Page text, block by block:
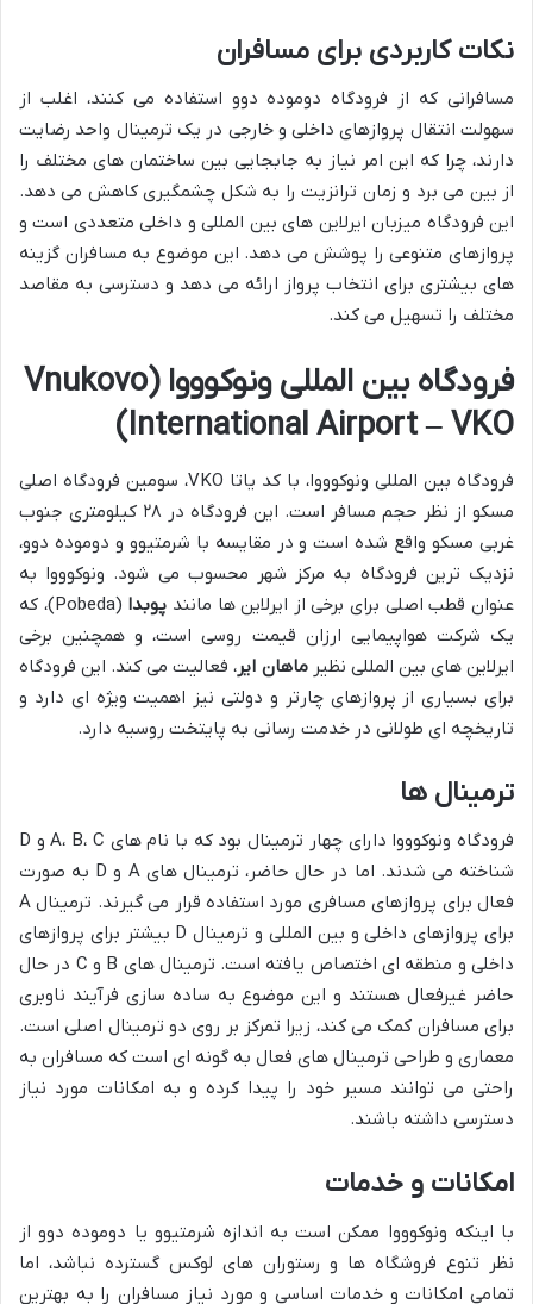
نکات کاربردی برای مسافران
مسافرانی که از فرودگاه دوموده دوو استفاده می کنند، اغلب از
سهولت انتقال پروازهای داخلی و خارجی در یک ترمینال واحد رضایت
دارند، چرا که این امر نیاز به جابجایی بین ساختمان های مختلف را
از بین می برد و زمان ترانزیت را به شکل چشمگیری کاهش می دهد.
این فرودگاه میزبان ایرلاین های بین المللی و داخلی متعددی است و
پروازهای متنوعی را پوشش می دهد. این موضوع به مسافران گزینه
های بیشتری برای انتخاب پرواز ارائه می دهد و دسترسی به مقاصد
مختلف را تسهیل می کند.
فرودگاه بین المللی ونوکوووا (Vnukovo
International Airport – VKO)
فرودگاه بین المللی ونوکوووا، با کد یاتا VKO، سومین فرودگاه اصلی
مسکو از نظر حجم مسافر است. این فرودگاه در ۲۸ کیلومتری جنوب
غربی مسکو واقع شده است و در مقایسه با شرمتیوو و دوموده دوو،
نزدیک ترین فرودگاه به مرکز شهر محسوب می شود. ونوکوووا به
عنوان قطب اصلی برای برخی از ایرلاین ها مانند پوبدا
(Pobeda)، که
یک شرکت هواپیمایی ارزان قیمت روسی است، و همچنین برخی
ایرلاین های بین المللی نظیرماهان ایر، فعالیت می کند. این فرودگاه
برای بسیاری از پروازهای چارتر و دولتی نیز اهمیت ویژه ای دارد و
تاریخچه ای طولانی در خدمت رسانی به پایتخت روسیه دارد.
ترمینال ها
فرودگاه ونوکوووا دارای چهار ترمینال بود که با نام های A، B، C و D
شناخته می شدند. اما در حال حاضر، ترمینال های A و D به صورت
فعال برای پروازهای مسافری مورد استفاده قرار می گیرند. ترمینال A
برای پروازهای داخلی و بین المللی و ترمینال D بیشتر برای پروازهای
داخلی و منطقه ای اختصاص یافته است. ترمینال های B و C در حال
حاضر غیرفعال هستند و این موضوع به ساده سازی فرآیند ناوبری
برای مسافران کمک می کند، زیرا تمرکز بر روی دو ترمینال اصلی است.
معماری و طراحی ترمینال های فعال به گونه ای است که مسافران به
راحتی می توانند مسیر خود را پیدا کرده و به امکانات مورد نیاز
دسترسی داشته باشند.
امکانات و خدمات
با اینکه ونوکوووا ممکن است به اندازه شرمتیوو یا دوموده دوو از
نظر تنوع فروشگاه ها و رستوران های لوکس گسترده نباشد، اما
تمامی امکانات و خدمات اساسی و مورد نیاز مسافران را به بهترین